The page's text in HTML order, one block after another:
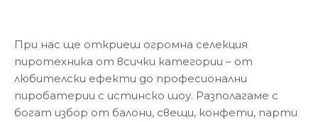
При нас ще откриеш огромна селекция
пиротехника от всички категории – от
любителски ефекти до професионални
пиробатерии с истинско шоу. Разполагаме с
богат избор от балони, свещи, конфети, парти